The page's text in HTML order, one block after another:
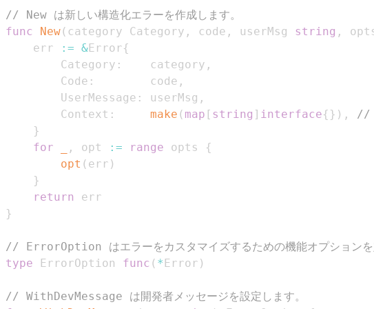
// New は新しい構造化エラーを作成します。
func
New( category Category , code , userMsg string ,
	err
:= &Error{
		Category
:
    category
,
		Code
:
        code
,
		UserMessage
: userMsg ,
		Context
: make ( map [ string ] interface{ } ) ,
//
}
for
, opt := range opts
{
opt ( err )
}
return
}
// ErrorOption はエラーをカスタマイズするための機能オプションを
type ErrorOption func ( * Error )
// WithDevMessage は開発者メッセージを設定します。